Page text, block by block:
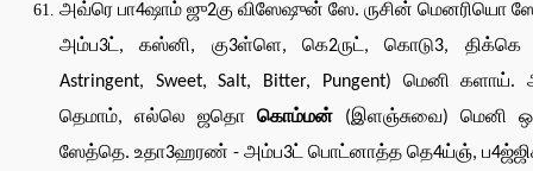
அவ்ரெ பா4ஷாம் ஜு2கு விஸேஷுன் ஸே. ருசின் மெனரியொ
அம்ப3ட், கஸ்னி, கு3ள்ளெ, கெ2ருட், கொடு3, திக்கெ
Astringent, Sweet, Salt, Bitter, Pungent) மெனி களாய்.
தெமாம், எல்லெ ஜதொ கொம்மன் (இளஞ்சுவை) மெனி
ஸேத்தெ. உதா3ஹரண் - அம்ப3ட் பொட்னாத்த தெ4ய்ஞ்,